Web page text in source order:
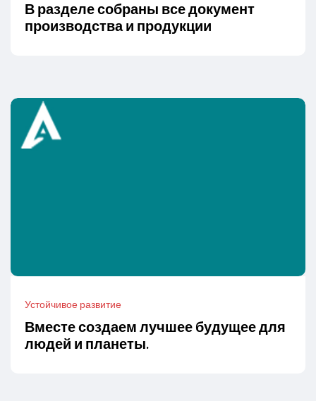
В разделе собраны все документ
производства и продукции
Устойчивое развитие
Вместе создаем лучшее будущее для
людей и планеты.